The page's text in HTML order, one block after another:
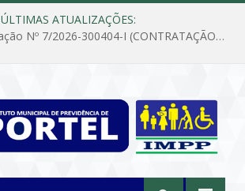
ÚLTIMAS ATUALIZAÇÕES:
Dispensa de Licitação Nº 7/2026-300404-I (CONTRATAÇÃO DE EMPRESA PARA MANUTENÇÃO E REPARAÇÃO DE APARELHOS DE AR CONDICIONADO, EM ATENDIMENTO ÀS NECESSIDADES DO INSTITUTO DE PREVIDÊNCIA MUNICIPAL DE PORTEL/PA)